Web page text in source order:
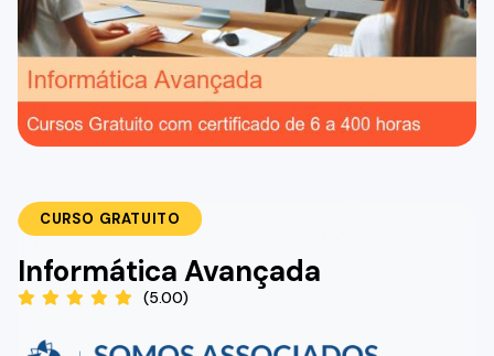
CURSO GRATUITO
Informática Avançada
(5.00)